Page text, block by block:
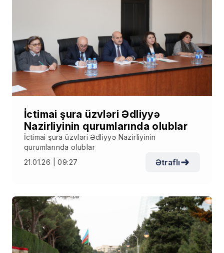
İctimai şura üzvləri Ədliyyə
Nazirliyinin qurumlarında olublar
İctimai şura üzvləri Ədliyyə Nazirliyinin
qurumlarında olublar
21.01.26 | 09:27
Ətraflı